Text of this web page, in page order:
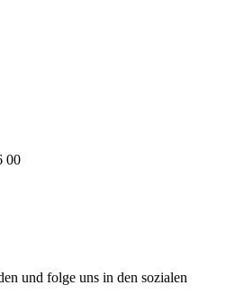
00
und folge uns in den sozialen